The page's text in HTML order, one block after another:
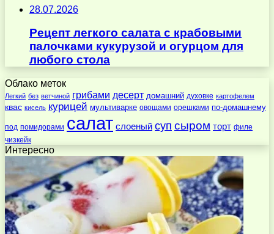
28.07.2026
Рецепт легкого салата с крабовыми
палочками кукурузой и огурцом для
любого стола
Облако меток
Легкий без ветчиной грибами десерт домашний духовке картофелем
квас кисель курицей мультиварке овощами орешками по-домашнему
под помидорами салат слоеный суп сыром торт филе
чизкейк
Интересно